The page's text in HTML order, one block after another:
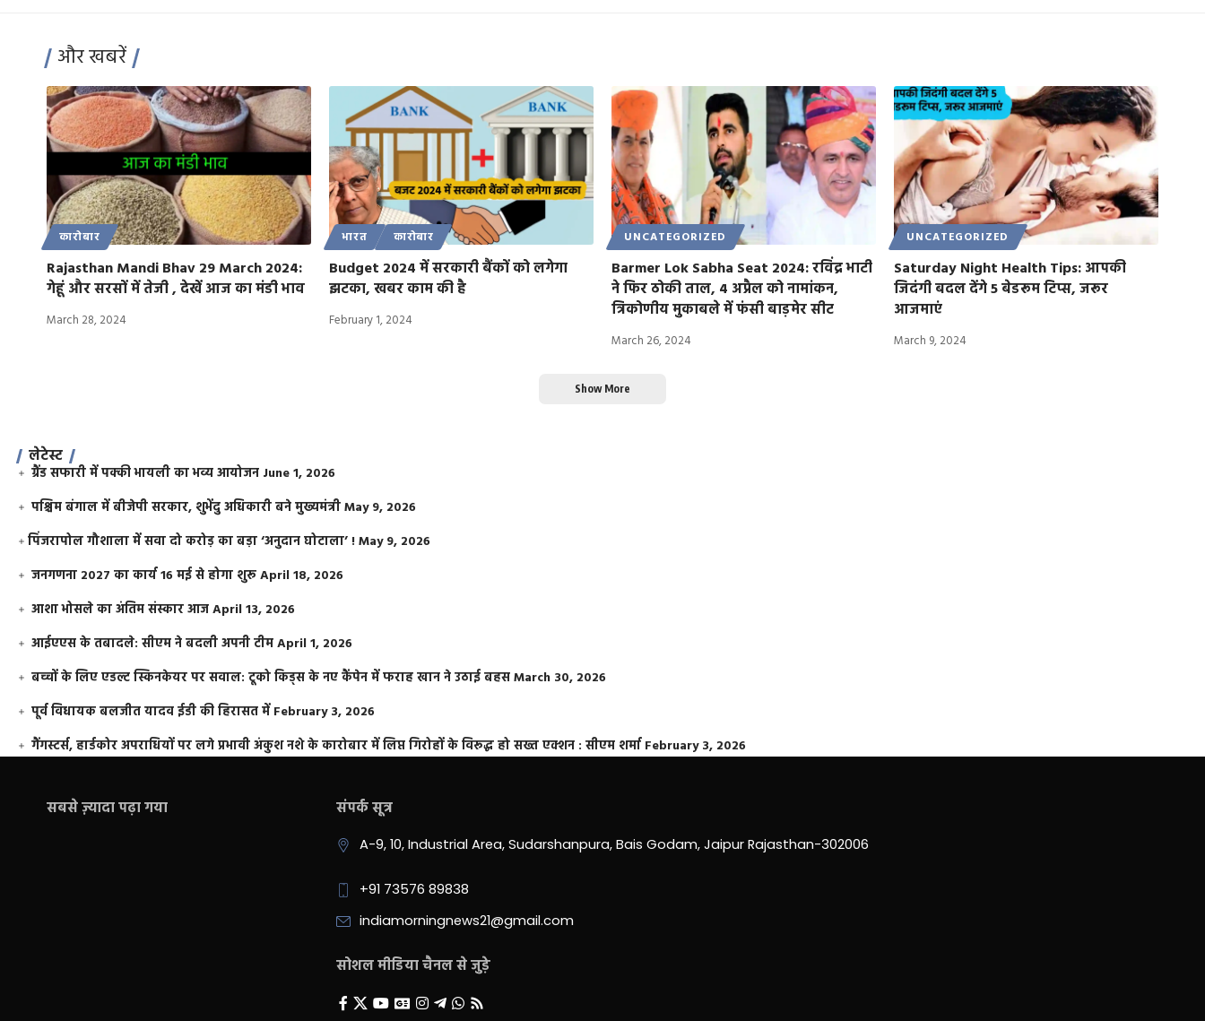
और खबरें
कारोबार
Rajasthan Mandi Bhav 29 March 2024:
गेहूं और सरसों में तेजी , देखें आज का मंडी भाव
March 28, 2024
भारत कारोबार
Budget 2024 में सरकारी बैंकों को लगेगा
झटका, खबर काम की है
February 1, 2024
UNCATEGORIZED
Barmer Lok Sabha Seat 2024: रविंद्र भाटी
ने फिर ठोकी ताल, 4 अप्रैल को नामांकन,
त्रिकोणीय मुकाबले में फंसी बाड़मेर सीट
March 26, 2024
UNCATEGORIZED
Saturday Night Health Tips: आपकी
जिदंगी बदल देंगे 5 बेडरूम टिप्स, जरूर
आजमाएं
March 9, 2024
Show More
लेटेस्ट
ग्रैंड सफारी में पक्की भायली का भव्य आयोजन June 1, 2026
पश्चिम बंगाल में बीजेपी सरकार, शुभेंदु अधिकारी बने मुख्यमंत्रीMay 9, 2026
​पिंजरापोल गौशाला में सवा दो करोड़ का बड़ा ‘अनुदान घोटाला’ !May 9, 2026
जनगणना 2027 का कार्य 16 मई से होगा शुरूApril 18, 2026
आशा भोसले का अंतिम संस्कार आजApril 13, 2026
आईएएस के तबादले: सीएम ने बदली अपनी टीमApril 1, 2026
बच्चों के लिए एडल्ट स्किनकेयर पर सवाल: टूको किड्स के नए कैंपेन में फराह खान ने उठाई बहसMarch 30, 2026
पूर्व विधायक बलजीत यादव ईडी की हिरासत में February 3, 2026
गैंगस्टर्स, हार्डकोर अपराधियों पर लगे प्रभावी अंकुश नशे के कारोबार में लिप्त गिरोहों के विरूद्ध हो सख्त एक्शन : सीएम शर्मा February 3, 2026
सबसे ज़्यादा पढ़ा गया संपर्क सूत्र
A-9, 10, Industrial Area, Sudarshanpura, Bais Godam, Jaipur Rajasthan-302006
+91 73576 89838
indiamorningnews21@gmail.com
सोशल मीडिया चैनल से जुड़े